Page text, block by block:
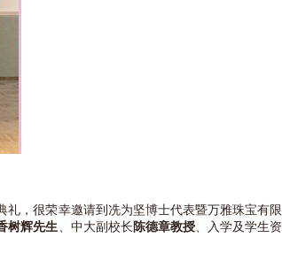
礼，很荣幸邀请到冼为坚博士代表暨万雅珠宝有限
树辉先生、中大副校长陈德章教授、入学及学生资